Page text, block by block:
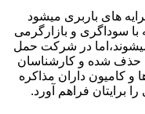
های باربری میشود
سوداگری و بازارگرمی
در شرکت حمل
حذف شده و کارشناسان
و کامیون داران مذاکره
را برایتان فراهم آورد.